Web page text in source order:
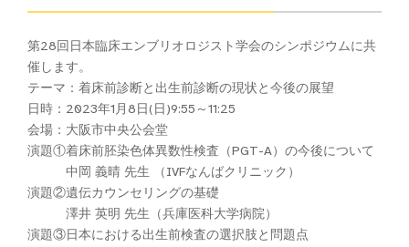
第28回日本臨床エンブリオロジスト学会のシンポジウムに共
催します。
テーマ：着床前診断と出生前診断の現状と今後の展望
日時：2023年1月8日(日)9:55～11:25
会場：大阪市中央公会堂
演題①着床前胚染色体異数性検査（PGT-A）の今後について
中岡 義晴 先生 （IVFなんばクリニック）
演題②遺伝カウンセリングの基礎
澤井 英明 先生（兵庫医科大学病院）
演題③日本における出生前検査の選択肢と問題点